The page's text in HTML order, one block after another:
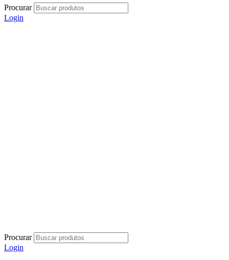
Procurar
Login
Procurar
Login